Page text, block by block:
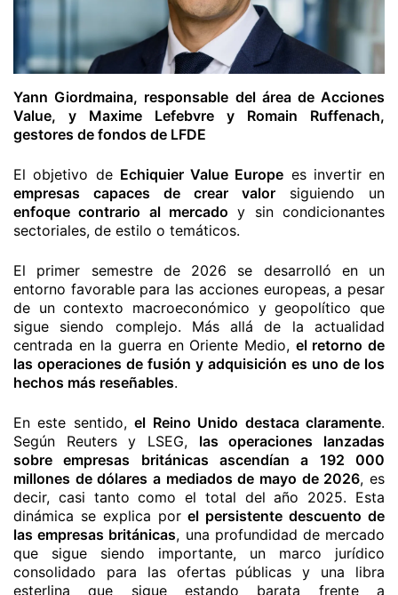
Yann Giordmaina, responsable del área de Acciones
Value, y Maxime Lefebvre y Romain Ruffenach,
gestores de fondos de LFDE
El objetivo de Echiquier Value Europe es invertir en
empresas capaces de crear valor siguiendo un
enfoque contrario al mercado y sin condicionantes
sectoriales, de estilo o temáticos.
El primer semestre de 2026 se desarrolló en un
entorno favorable para las acciones europeas, a pesar
de un contexto macroeconómico y geopolítico que
sigue siendo complejo. Más allá de la actualidad
centrada en la guerra en Oriente Medio, el retorno de
las operaciones de fusión y adquisición es uno de los
hechos más reseñables.
En este sentido,el Reino Unido destaca claramente.
Según Reuters y LSEG, las operaciones lanzadas
sobre empresas británicas ascendían a 192 000
millones de dólares a mediados de mayo de 2026, es
decir, casi tanto como el total del año 2025. Esta
dinámica se explica porel persistente descuento de
las empresas británicas, una profundidad de mercado
que sigue siendo importante, un marco jurídico
consolidado para las ofertas públicas y una libra
esterlina que sigue estando barata frente a